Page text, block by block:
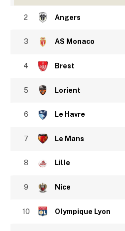
2 Angers
3 AS Monaco
4 Brest
5 Lorient
6 Le Havre
7 Le Mans
8 Lille
9 Nice
10 Olympique Lyon